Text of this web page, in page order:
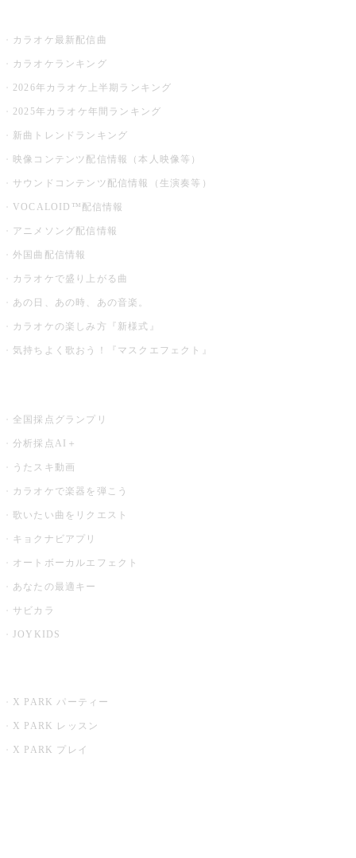
カラオケ最新配信曲
カラオケランキング
2026年カラオケ上半期ランキング
2025年カラオケ年間ランキング
新曲トレンドランキング
映像コンテンツ配信情報（本人映像等）
サウンドコンテンツ配信情報（生演奏等）
VOCALOID™配信情報
アニメソング配信情報
外国曲配信情報
カラオケで盛り上がる曲
あの日、あの時、あの音楽。
カラオケの楽しみ方『新様式』
気持ちよく歌おう！『マスクエフェクト』
全国採点グランプリ
分析採点AI＋
うたスキ動画
カラオケで楽器を弾こう
歌いたい曲をリクエスト
キョクナビアプリ
オートボーカルエフェクト
あなたの最適キー
サビカラ
JOYKIDS
X PARK パーティー
X PARK レッスン
X PARK プレイ